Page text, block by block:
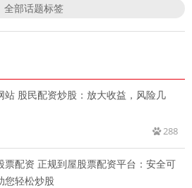
全部话题标签
收益，风险几
288
票配资 正规到屋股票配资平台：安全可
您轻松炒股